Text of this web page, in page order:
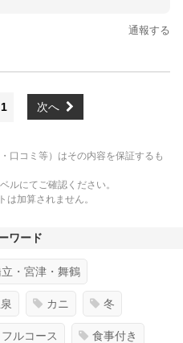
通報する
1 次へ
口コミ等）はその内容を保証するも
ルにてご確認ください。
は加算されません。
ワード
・宮津・舞鶴
カニ 冬
フルコース 食事付き